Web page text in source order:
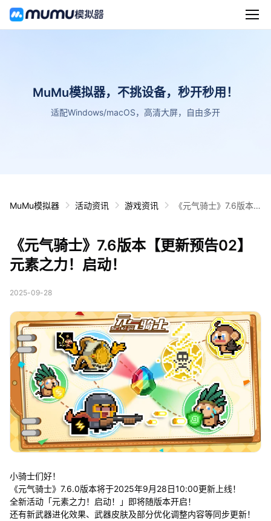
MuMu模拟器，不挑设备，秒开秒用！
适配Windows/macOS，高清大屏，自由多开
MuMu模拟器 活动资讯 游戏资讯
《元气骑士》7.6版本
《元气骑士》7.6版本【更新预告02】
元素之力！启动！
2025-09-28
小骑士们好！
《元气骑士》7.6.0版本将于2025年9月28日10:00更新上线！
全新活动「元素之力！启动！」即将随版本开启！
还有新武器进化效果、武器皮肤及部分优化调整内容等同步更新！